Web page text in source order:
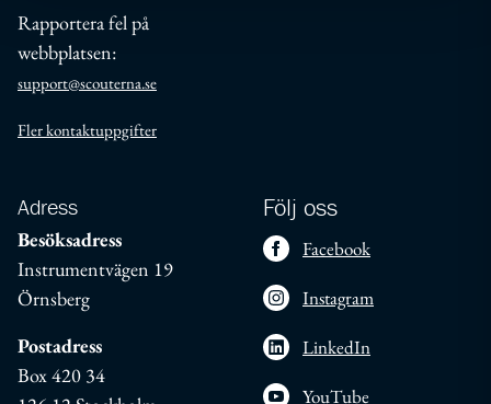
Rapportera fel på
webbplatsen:
support@scouterna.se
Fler kontaktuppgifter
Adress
Besöksadress
Instrumentvägen 19
Örnsberg
Postadress
Box 420 34
Följ oss
Facebook
Instagram
LinkedIn
YouTube